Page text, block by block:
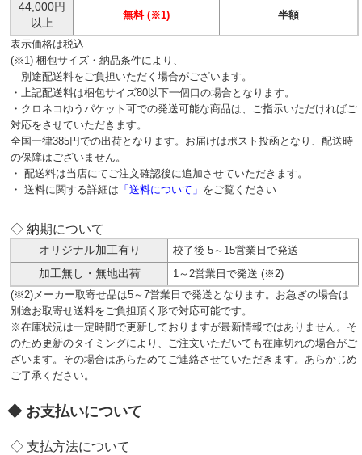
44,000円
以上
無料 (※1) 半額
表示価格は税込
(※1) 梱包サイズ・納品条件により、
別途配送料をご負担いただく場合がございます。
・上記配送料は梱包サイズ80以下一個口の場合となります。
・クロネコゆうパケット可での発送可能な商品は、ご指示いただければご
対応をさせていただきます。
全国一律385円での出荷となります。お届けはポスト投函となり、配送時
の保障はございません。
・ 配送料は当店にてご注文確認後に追加させていただきます。
・ 送料に関する詳細は 「送料について」 をご覧ください
◇ 納期について
オリジナル加工有り
校了後 5～15営業日で発送
加工無し・無地出荷
1～2営業日で発送 (※2)
(※2)メーカー取寄せ品は5～7営業日で発送となります。お急ぎの場合は
別途お取寄せ送料をご負担頂く形で対応可能です。
※在庫状況は一定時間で更新しておりますが最新情報ではありません。そ
のため更新のタイミングにより、ご注文いただいても在庫切れの場合がご
ざいます。その場合はあらためてご連絡させていただきます。あらかじめ
ご了承ください。
お支払いについて
◇ 支払方法について